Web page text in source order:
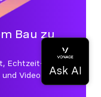
Bau zu
Echtzeit-
Video-